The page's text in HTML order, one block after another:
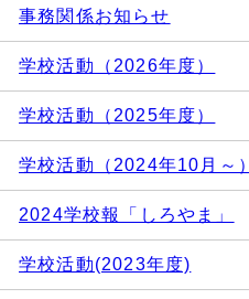
事務関係お知らせ
学校活動（2026年度）
学校活動（2025年度）
学校活動（2024年10月～）
2024学校報「しろやま」
学校活動(2023年度)